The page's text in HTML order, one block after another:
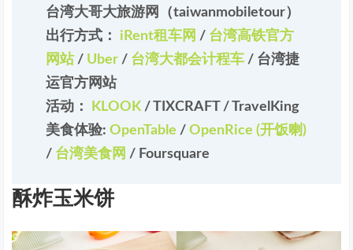
台湾大哥大旅游网（taiwanmobiletour）
出行方式： iRent租车网 / 台湾高铁官方
网站 / Uber / 台湾大都会计程车 / 台湾捷
运官方网站
活动：
KLOOK / TIXCRAFT /
TravelKing
美食体验:OpenTable /OpenRice (开饭喇)
/ 台湾美食网 / Foursquare
酥炸玉米饼